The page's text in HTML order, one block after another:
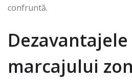
confruntă.
Dezavantajele
marcajului